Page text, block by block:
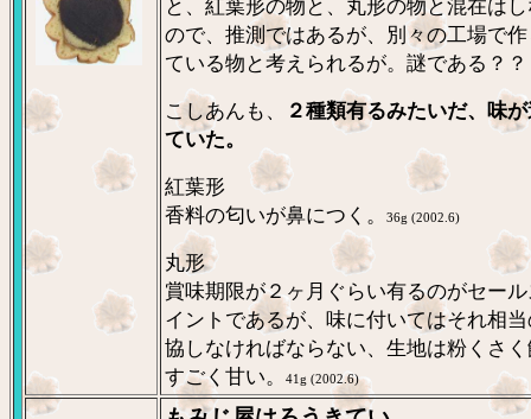
と、紅葉形の物と、丸形の物と混在は
ので、推測ではあるが、別々の工場で
ている物と考えられるが。謎である？？
こしあんも、
２種類有るみたいだ、味
ていた。
紅葉形
香料の匂いが鼻につく。
36g (2002.6)
丸形
賞味期限が２ヶ月ぐらい有るのがセー
イントであるが、味に付いてはそれ相
協しなければならない、生地は粉くさ
すごく甘い。
41g (2002.6)